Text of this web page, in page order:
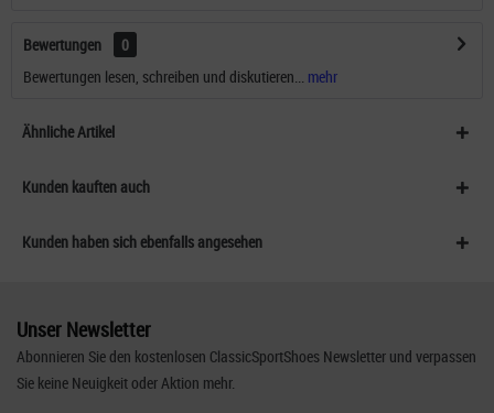
Bewertungen
0
Bewertungen lesen, schreiben und diskutieren...
mehr
Ähnliche Artikel
Kunden kauften auch
Kunden haben sich ebenfalls angesehen
Unser Newsletter
Abonnieren Sie den kostenlosen ClassicSportShoes Newsletter und verpassen
Sie keine Neuigkeit oder Aktion mehr.